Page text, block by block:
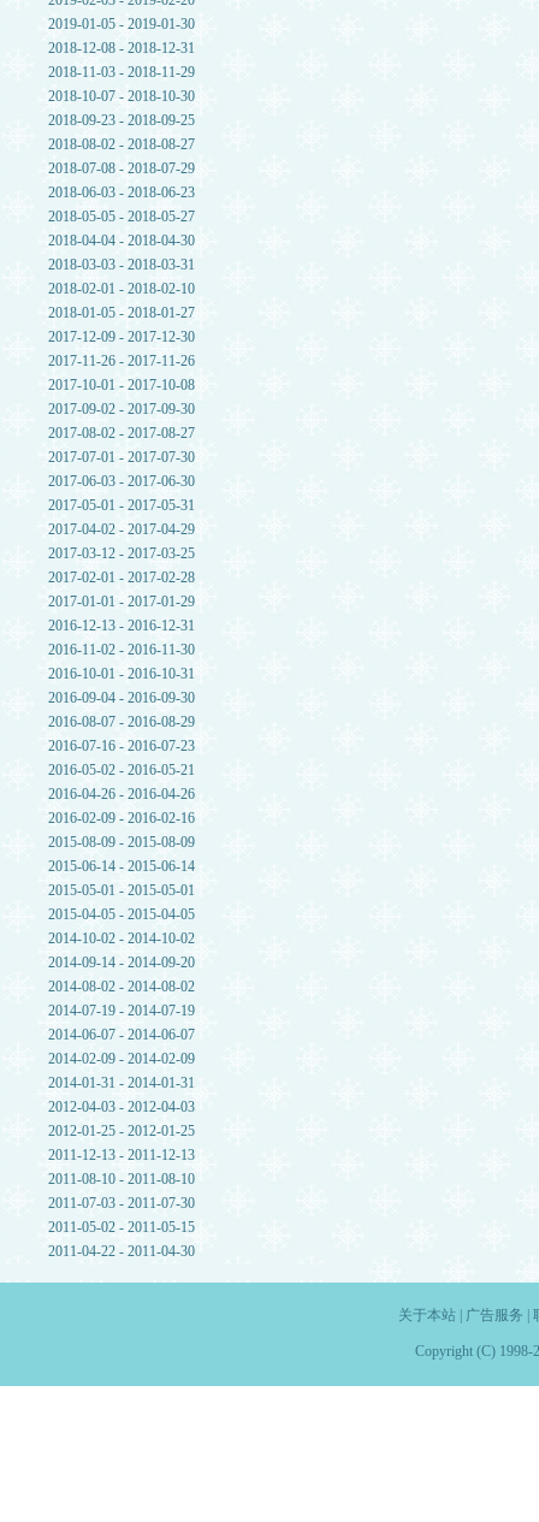
2019-01-05 - 2019-01-30
2018-12-08 - 2018-12-31
2018-11-03 - 2018-11-29
2018-10-07 - 2018-10-30
2018-09-23 - 2018-09-25
2018-08-02 - 2018-08-27
2018-07-08 - 2018-07-29
2018-06-03 - 2018-06-23
2018-05-05 - 2018-05-27
2018-04-04 - 2018-04-30
2018-03-03 - 2018-03-31
2018-02-01 - 2018-02-10
2018-01-05 - 2018-01-27
2017-12-09 - 2017-12-30
2017-11-26 - 2017-11-26
2017-10-01 - 2017-10-08
2017-09-02 - 2017-09-30
2017-08-02 - 2017-08-27
2017-07-01 - 2017-07-30
2017-06-03 - 2017-06-30
2017-05-01 - 2017-05-31
2017-04-02 - 2017-04-29
2017-03-12 - 2017-03-25
2017-02-01 - 2017-02-28
2017-01-01 - 2017-01-29
2016-12-13 - 2016-12-31
2016-11-02 - 2016-11-30
2016-10-01 - 2016-10-31
2016-09-04 - 2016-09-30
2016-08-07 - 2016-08-29
2016-07-16 - 2016-07-23
2016-05-02 - 2016-05-21
2016-04-26 - 2016-04-26
2016-02-09 - 2016-02-16
2015-08-09 - 2015-08-09
2015-06-14 - 2015-06-14
2015-05-01 - 2015-05-01
2015-04-05 - 2015-04-05
2014-10-02 - 2014-10-02
2014-09-14 - 2014-09-20
2014-08-02 - 2014-08-02
2014-07-19 - 2014-07-19
2014-06-07 - 2014-06-07
2014-02-09 - 2014-02-09
2014-01-31 - 2014-01-31
2012-04-03 - 2012-04-03
2012-01-25 - 2012-01-25
2011-12-13 - 2011-12-13
2011-08-10 - 2011-08-10
2011-07-03 - 2011-07-30
2011-05-02 - 2011-05-15
2011-04-22 - 2011-04-30
关于本站| 广告服务
Copyright (C) 1998-